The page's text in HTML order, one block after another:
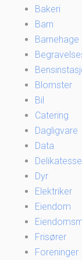
Bakeri
Barn
Barnehage
Blomster
Bil
Catering
Dagligvare
Data
Delikatesse
Dyr
Elektriker
Eiendom
Frisører
Foreninger